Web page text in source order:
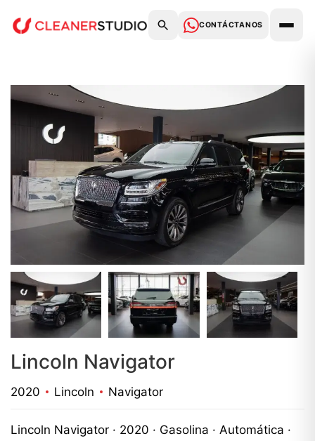
CONTÁCTANOS
Lincoln Navigator
2020 Lincoln Navigator
Lincoln Navigator · 2020 · Gasolina · Automática ·